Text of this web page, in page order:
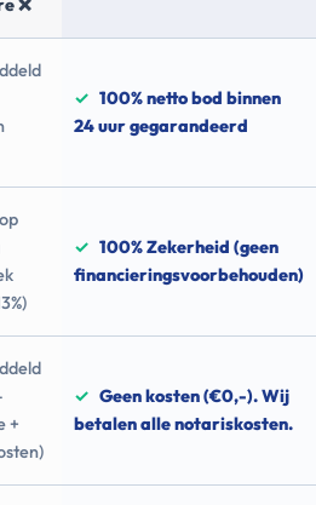
❌
✓ 100% netto bod binnen
24 uur gegarandeerd
✓ 100% Zekerheid (geen
financieringsvoorbehouden)
+
✓ Geen kosten (€0,-). Wij
betalen alle notariskosten.